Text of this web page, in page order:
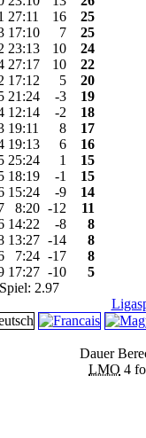
27:11 16
25
17:10 7
25
23:13 10
24
27:17 10
22
17:12 5
20
21 :24 -3
19
12:14 -2
18
19:11 8
17
19:13 6
16
25:24 1
15
18:19 -1
15
15:24 -9
14
8:20 -12
11
14:22 -8
8
13:27 -14
8
7:24 -17
8
17:27 -10
5
2.97
Dauer
LMO 4